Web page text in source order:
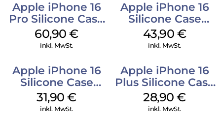
Apple iPhone 16
Pro Silicone Case
MagSafe Stone
Gray
60,90€
inkl. MwSt.
Apple iPhone 16
Silicone Case
MagSafe Plum
43,90 €
inkl. MwSt.
Apple iPhone 16
Silicone Case
MagSafe Fuchsia
31,90€
inkl. MwSt.
Apple iPhone 16
Plus Silicone Case
MagSafe Black
28,90€
inkl. MwSt.